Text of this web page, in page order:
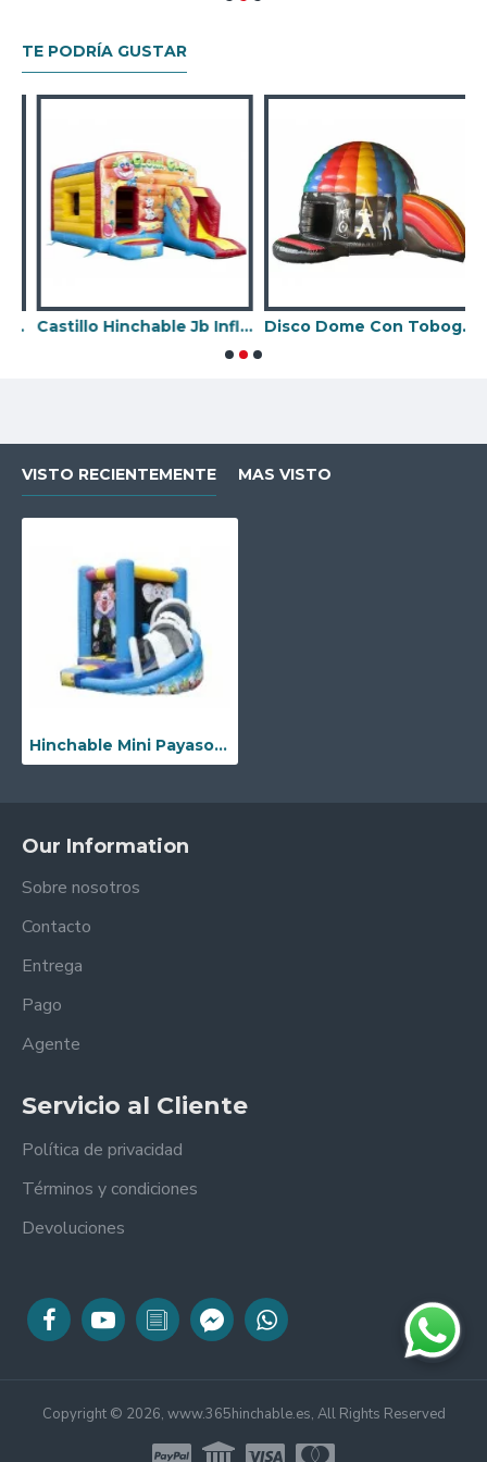
TE PODRÍA GUSTAR
Castillo Hinchable Jb Inflatables Disco Dome Con Tobogan
VISTO RECIENTEMENTE MAS VISTO
Hinchable Mini Payaso Multifun
Our Information
Sobre nosotros
Contacto
Entrega
Pago
Agente
Servicio al Cliente
Política de privacidad
Términos y condiciones
Devoluciones
Copyright © 2026, www.365hinchable.es, All Rights Reserved